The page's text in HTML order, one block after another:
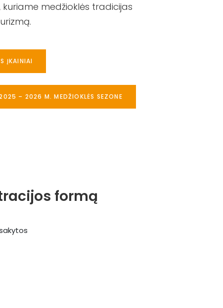
medžioklės tradicijas
ĮKAINIAI
– 2026 M. MEDŽIOKLĖS SEZONE
formą